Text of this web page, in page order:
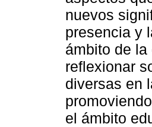
nuevos
presencia y
ámbito de
reflexionar
diversas en
el ámbito